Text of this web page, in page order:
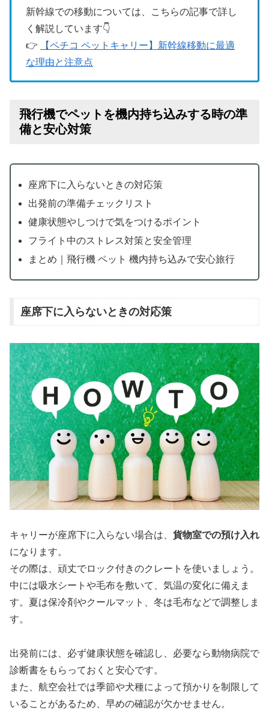
新幹線での移動については、こちらの記事で詳し
く解説しています👇
👉
【ペチコ ペットキャリー】新幹線移動に最適
な理由と注意点
飛行機でペットを機内持ち込みする時の準
備と安心対策
座席下に入らないときの対応策
出発前の準備チェックリスト
健康状態やしつけで気をつけるポイント
フライト中のストレス対策と安全管理
まとめ｜飛行機 ペット 機内持ち込みで安心旅行
座席下に入らないときの対応策
キャリーが座席下に入らない場合は、 貨物室での預け入れ
になります。
その際は、頑丈でロック付きのクレートを使いましょう。
中には吸水シートや毛布を敷いて、気温の変化に備えま
す。夏は保冷剤やクールマット、冬は毛布などで調整しま
す。
出発前には、必ず健康状態を確認し、必要なら動物病院で
診断書をもらっておくと安心です。
また、航空会社では季節や犬種によって預かりを制限して
いることがあるため、早めの確認が欠かせません。